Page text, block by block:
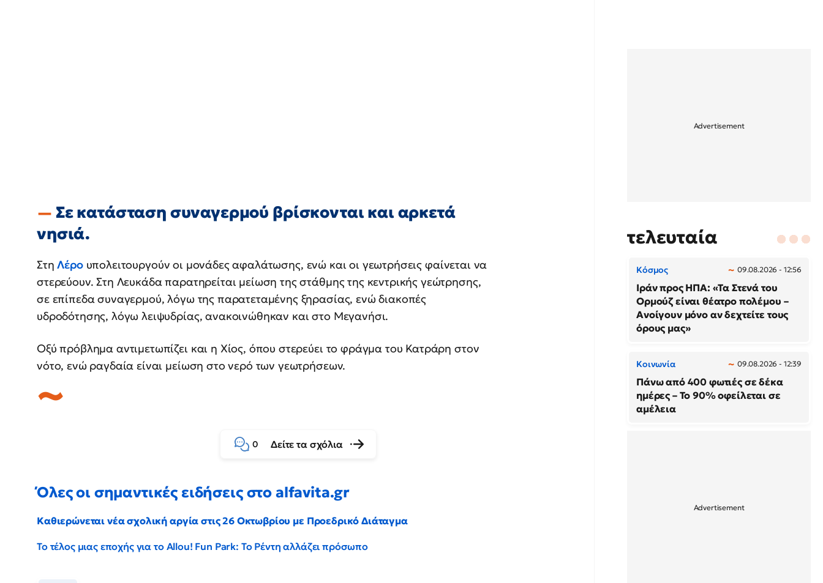
Σε κατάσταση συναγερμού βρίσκονται και αρκετά
νησιά.
ΣτηΛέρουπολειτουργούν οι μονάδες αφαλάτωσης, ενώ και οι γεωτρήσεις φαίνεται να
στερεύουν. Στη Λευκάδα παρατηρείται μείωση της στάθμης της κεντρικής γεώτρησης,
σε επίπεδα συναγερμού, λόγω της παρατεταμένης ξηρασίας, ενώ διακοπές
υδροδότησης, λόγω λειψυδρίας, ανακοινώθηκαν και στο Μεγανήσι.
Οξύ πρόβλημα αντιμετωπίζει και η Χίος, όπου στερεύει το φράγμα του Κατράρη στον
νότο, ενώ ραγδαία είναι μείωση στο νερό των γεωτρήσεων.
0 Δείτε τα σχόλια
Όλες οι σημαντικές ειδήσεις στο alfavita.gr
Καθιερώνεται νέα σχολική αργία στις 26 Οκτωβρίου με Προεδρικό Διάταγμα
Το τέλος μιας εποχής για το Allou! Fun Park: Το Ρέντη αλλάζει πρόσωπο
τελευταία
Κόσμος 09.08.2026 - 12:56
Ιράν προς ΗΠΑ: «Τα Στενά του
Ορμούζ είναι θέατρο πολέμου –
Ανοίγουν μόνο αν δεχτείτε τους
όρους μας»
Κοινωνία 09.08.2026 - 12:39
Πάνω από 400 φωτιές σε δέκα
ημέρες – Το 90% οφείλεται σε
αμέλεια